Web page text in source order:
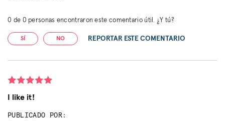
0 de 0 personas encontraron este comentario útil. ¿Y tú?
SÍ NO REPORTAR ESTE COMENTARIO
I like it!
PUBLICADO POR: